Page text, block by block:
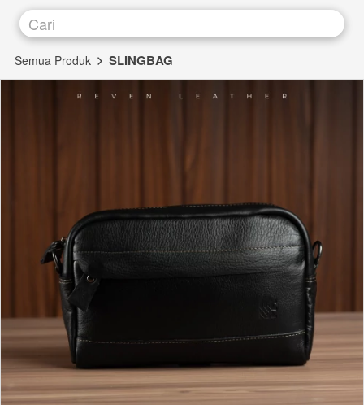
Cari
Semua Produk SLINGBAG